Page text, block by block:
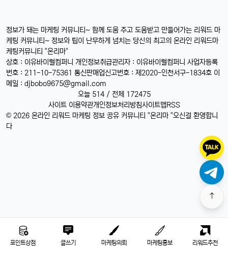
정보가 돼는 마케팅 커뮤니티~ 함께 도움 주고 도움받고 만들어가는 리워드 마
케팅 커뮤니티~ 정보와 팁이 난무하게 넘치는 당신의 최고의 온라인 리워드마
케팅커뮤니티 "온리마"
상호 : 이유바이럴컴퍼니 개인정보취급관리자 : 이유바이럴컴퍼니 사업자등록
번호 : 211-10-75361 통신판매업신고번호 : 제2020-인천서구-1834호 이
메일 : djbobo9675@gmail.com
오늘 514 / 전체 172475
사이트 이용약관개인정보처리방침사이트맵RSS
© 2026 온라인 리워드 마케팅 정보 공유 커뮤니티 "온리마 "오신걸 환영합니
다
포인트상점 글쓰기 마케팅의뢰 마케팅홍보 리워드추천